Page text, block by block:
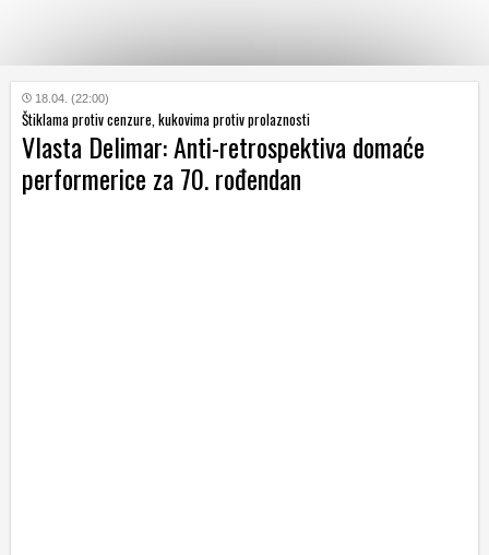
KATEGORIJE
HRVATSKI
WEB
18.04. (22:00)
Štiklama protiv cenzure, kukovima protiv prolaznosti
Vlasta Delimar: Anti-retrospektiva domaće
performerice za 70. rođendan